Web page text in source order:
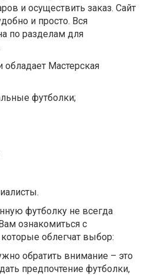
и осуществить заказ. Сайт
и просто. Вся
по разделам для
Мастерская
футболки;
футболку не всегда
ознакомиться с
облегчат выбор:
обратить внимание – это
предпочтение футболки,